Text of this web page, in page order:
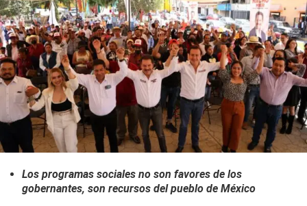
Los programas sociales no son favores de los
gobernantes, son recursos del pueblo de México